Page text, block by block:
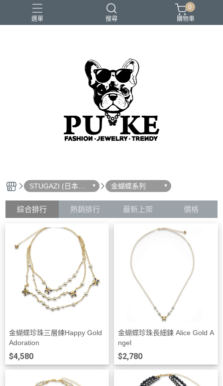
選單 搜尋
0
購物車
STUGAZI (日本設
計原裝飾品）
金蝴蝶系列
綜合排行 熱銷排行 最新上架 價格
金蝴蝶珍珠三層練Happy Gold
Adoration
$4,580
金蝴蝶珍珠長細鍊 Alice Gold A
ngel
$2,780